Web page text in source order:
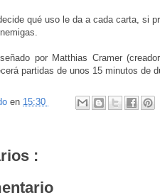
qué uso le da a cada carta, si
por Matthias Cramer
partidas de unos 15 minutos de
en 15:30
: